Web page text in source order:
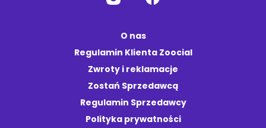
O nas
Regulamin Klienta Zoocial
Zwroty i reklamacje
Zostań Sprzedawcą
Regulamin Sprzedawcy
Polityka prywatności